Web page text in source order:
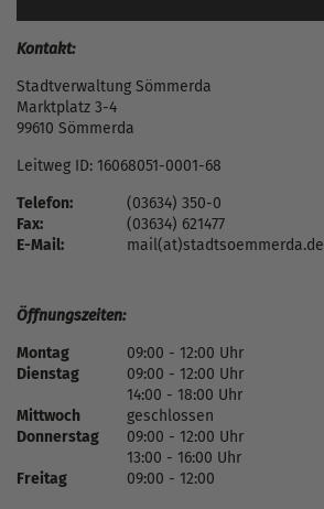
Kontakt:
Stadtverwaltung Sömmerda
Marktplatz 3-4
99610 Sömmerda
Leitweg ID: 16068051-0001-68
Telefon:
(03634) 350-0
Fax:
(03634) 621477
E-Mail:
mail(at)stadtsoemmerda.de
Öffnungszeiten:
Montag
09:00 - 12:00 Uhr
Dienstag
09:00 - 12:00 Uhr
14:00 - 18:00 Uhr
Mittwoch
geschlossen
Donnerstag
09:00 - 12:00 Uhr
13:00 - 16:00 Uhr
Freitag
09:00 - 12:00